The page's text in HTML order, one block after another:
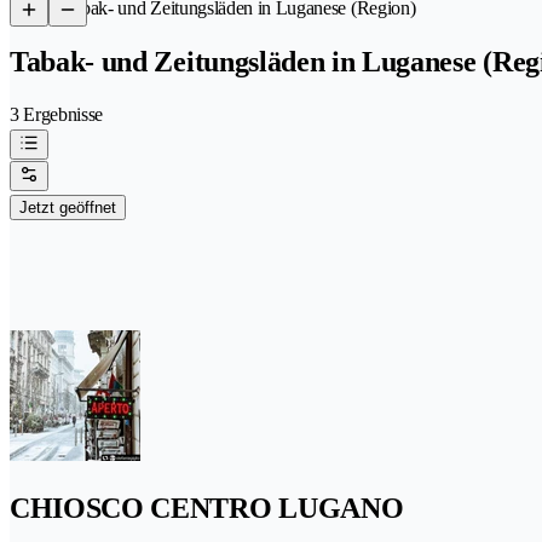
/Tabak- und Zeitungsläden in Luganese (Region)
Tabak- und Zeitungsläden in Luganese
3 Ergebnisse
Jetzt geöffnet
CHIOSCO CENTRO LUGANO